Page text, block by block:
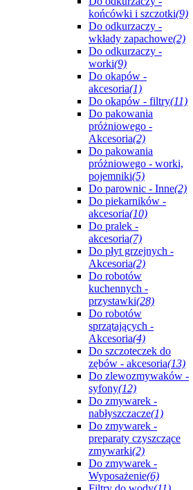
końcówki i szczotki(9)
Do odkurzaczy -
wkłady zapachowe(2)
Do odkurzaczy -
worki(9)
Do okapów -
akcesoria(1)
Do okapów - filtry(11)
Do pakowania
próżniowego -
Akcesoria(2)
Do pakowania
próżniowego - worki,
pojemniki(5)
Do parownic - Inne(2)
Do piekarników -
akcesoria(10)
Do pralek -
akcesoria(7)
Do płyt grzejnych -
Akcesoria(2)
Do robotów
kuchennych -
przystawki(28)
Do robotów
sprzątających -
Akcesoria(4)
Do szczoteczek do
zębów - akcesoria(13)
Do zlewozmywaków -
syfony(12)
Do zmywarek -
nabłyszczacze(1)
Do zmywarek -
preparaty czyszczące
zmywarki(2)
Do zmywarek -
Wyposażenie(6)